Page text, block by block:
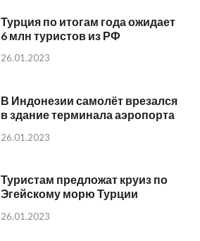
Турция по итогам года ожидает
6 млн туристов из РФ
26.01.2023
В Индонезии самолёт врезался
в здание терминала аэропорта
26.01.2023
Туристам предложат круиз по
Эгейскому морю Турции
26.01.2023